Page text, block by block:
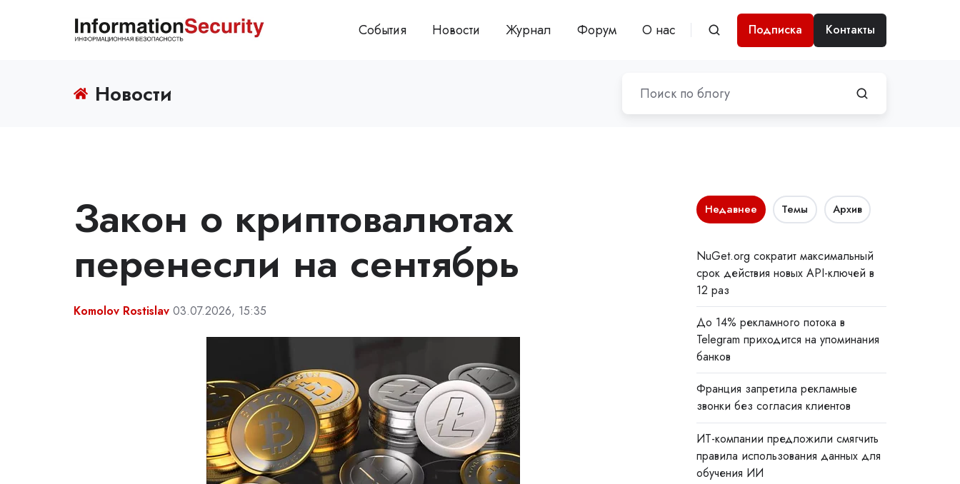
События Новости Журнал Форум О нас Подписка Контакты
Новости
Закон о криптовалютах
перенесли на сентябрь
Komolov Rostislav 03.07.2026, 15:35
Недавнее Темы Архив
NuGet.org сократит максимальный
срок действия новых API-ключей в
12 раз
До 14% рекламного потока в
Telegram приходится на упоминания
банков
Франция запретила рекламные
звонки без согласия клиентов
ИТ-компании предложили смягчить
правила использования данных для
обучения ИИ